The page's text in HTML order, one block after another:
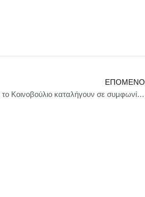
ΕΠΌΜΕΝΟ
Το Συμβούλιο και το Κοινοβούλιο καταλήγουν σε συμφωνία για τις επιστροφές παράνομα διαμενόντων υπηκόων τρίτων χωρών